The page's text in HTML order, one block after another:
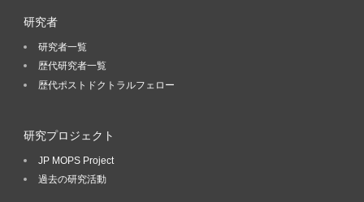
研究者
研究者一覧
歴代研究者一覧
歴代ポストドクトラルフェロー
研究プロジェクト
JP MOPS Project
過去の研究活動